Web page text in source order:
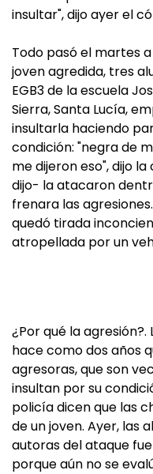
insultar", dijo ayer el
Todo pasó el martes
joven agredida, tres
EGB3 de la escuela
Sierra, Santa Lucía,
insultarla haciendo
condición: "negra de
me dijeron eso", dijo
dijo- la atacaron
frenara las
quedó tirada
atropellada por un
¿Por qué la
hace como dos años
agresoras, que son
insultan por su
policía dicen que las
de un joven. Ayer, las
autoras del ataque
porque aún no se